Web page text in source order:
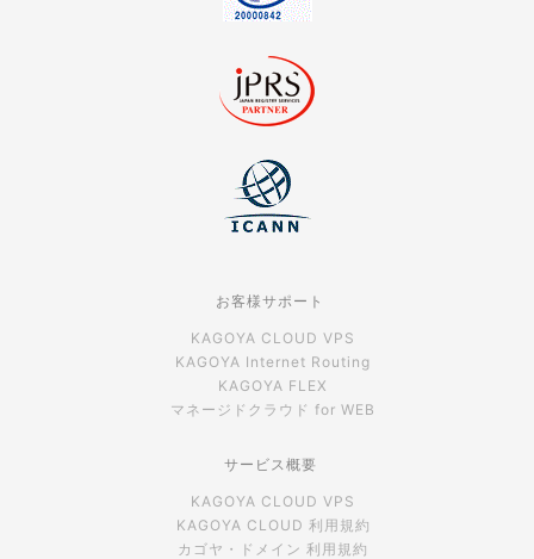
お客様サポート
KAGOYA CLOUD VPS
KAGOYA Internet Routing
KAGOYA FLEX
マネージドクラウド for WEB
サービス概要
KAGOYA CLOUD VPS
KAGOYA CLOUD 利用規約
カゴヤ・ドメイン 利用規約